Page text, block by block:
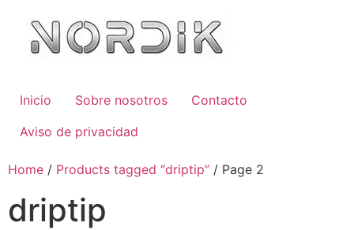
Inicio Sobre nosotros
Contacto
Aviso de privacidad
Home / Products tagged “driptip” / Page 2
driptip